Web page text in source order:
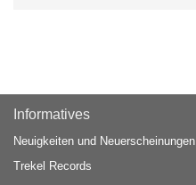
Informatives
Neuigkeiten und Neuerscheinungen
Trekel Records